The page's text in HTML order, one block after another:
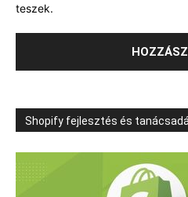
teszek.
Shopify fejlesztés és